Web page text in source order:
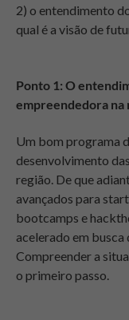
2) o entendimento
qual é a visão de
Ponto 1: O
empreendedora na
Um bom programa
desenvolvimento
região. De que
avançados para
bootcamps e
acelerado em busca
Compreender a
o primeiro passo.